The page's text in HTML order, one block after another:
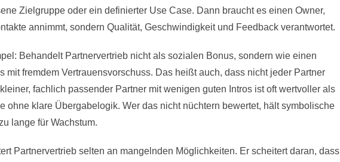
Zielgruppe oder ein definierter Use Case. Dann braucht es einen Owner,
annimmt, sondern Qualität, Geschwindigkeit und Feedback verantwortet.
Behandelt Partnervertrieb nicht als sozialen Bonus, sondern wie einen
mit fremdem Vertrauensvorschuss. Das heißt auch, dass nicht jeder Partner
fachlich passender Partner mit wenigen guten Intros ist oft wertvoller als
ohne klare Übergabelogik. Wer das nicht nüchtern bewertet, hält symbolische
lange für Wachstum.
Partnervertrieb selten an mangelnden Möglichkeiten. Er scheitert daran, dass